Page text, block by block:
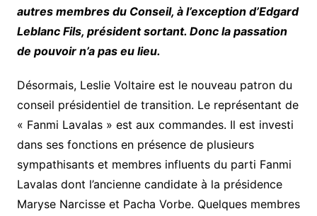
autres membres du Conseil, à l’exception d’Edgard
Leblanc Fils, président sortant. Donc la passation
de pouvoir n’a pas eu lieu.
Désormais, Leslie Voltaire est le nouveau patron du
conseil présidentiel de transition. Le représentant de
« Fanmi Lavalas » est aux commandes. Il est investi
dans ses fonctions en présence de plusieurs
sympathisants et membres influents du parti Fanmi
Lavalas dont l’ancienne candidate à la présidence
Maryse Narcisse et Pacha Vorbe. Quelques membres